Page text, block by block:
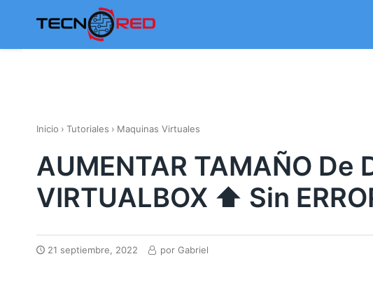
Inicio › Tutoriales › Maquinas Virtuales
AUMENTAR TAMAÑO De
VIRTUALBOX ⬆ Sin
21 septiembre, 2022 por Gabriel